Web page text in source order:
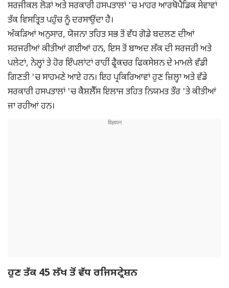
ਸਰਜੀਕਲ ਲੋੜਾਂ ਅਤੇ ਸਰਕਾਰੀ ਹਸਪਤਾਲਾਂ 'ਚ ਮਾਹਰ ਆਰਥੋਪੈਡਿਕ ਸੇਵਾਵਾਂ
ਤੱਕ ਵਿਸਤ੍ਰਿਤ ਪਹੁੰਚ ਨੂੰ ਦਰਸਾਉਂਦਾ ਹੈ।
ਅੰਕੜਿਆਂ ਅਨੁਸਾਰ, ਯੋਜਨਾ ਤਹਿਤ ਸਭ ਤੋਂ ਵੱਧ ਗੋਡੇ ਬਦਲਣ ਦੀਆਂ
ਸਰਜਰੀਆਂ ਕੀਤੀਆਂ ਗਈਆਂ ਹਨ, ਇਸ ਤੋਂ ਬਾਅਦ ਲੱਕ ਦੀ ਸਰਜਰੀ ਅਤੇ
ਪਲੇਟਾਂ, ਨੇਲ੍ਹਾਂ ਤੇ ਹੋਰ ਇੰਪਲਾਂਟਾਂ ਰਾਹੀਂ ਫ੍ਰੈਕਚਰ ਫਿਕਸੇਸ਼ਨ ਦੇ ਮਾਮਲੇ ਵੱਡੀ
ਗਿਣਤੀ 'ਚ ਸਾਹਮਣੇ ਆਏ ਹਨ। ਇਹ ਪ੍ਰਕਿਰਿਆਵਾਂ ਹੁਣ ਜ਼ਿਲ੍ਹਾ ਅਤੇ ਵੱਡੇ
ਸਰਕਾਰੀ ਹਸਪਤਾਲਾਂ 'ਚ ਕੈਸ਼ਲੈੱਸ ਇਲਾਜ ਤਹਿਤ ਨਿਯਮਤ ਤੌਰ 'ਤੇ ਕੀਤੀਆਂ
ਜਾ ਰਹੀਆਂ ਹਨ।
ਹੁਣ ਤੱਕ 45 ਲੱਖ ਤੋਂ ਵੱਧ ਰਜਿਸਟ੍ਰੇਸ਼ਨ